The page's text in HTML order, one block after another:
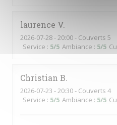
laurence V
2026-07-28- 20:00 - Couverts 5
Service : 5/5 Ambiance : 5/5
Christian B
2026-07-23 - 20:30 - Couverts 4
Service : 5/5 Ambiance : 5/5